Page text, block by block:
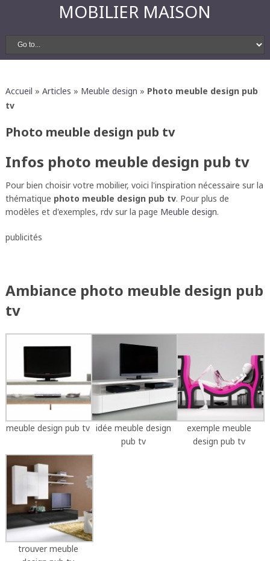
MOBILIER MAISON
Accueil » Articles » Meuble design » Photo meuble design pub
tv
Photo meuble design pub tv
Infos photo meuble design pub tv
Pour bien choisir votre mobilier, voici l'inspiration nécessaire sur la
thématique photo meuble design pub tv. Pour plus de
modèles et d'exemples, rdv sur la page Meuble design.
publicités
Ambiance photo meuble design pub
tv
meuble design pub tv idée meuble design
pub tv
exemple meuble
design pub tv
trouver meuble